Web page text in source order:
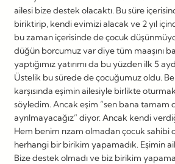
ailesi bize destek olacaktı. Bu süre
biriktirip, kendi evimizi alacak ve 2 yıl
bu zaman içerisinde de çocuk
düğün borcumuz var diye tüm maaşını
yaptığımız yatırımı da bu yüzden ilk 5
Üstelik bu sürede de çocuğumuz oldu.
karşısında eşimin ailesiyle birlikte
söyledim. Ancak eşim “sen bana tamam
ayrılmayacağız” diyor. Ancak kendi
Hem benim rızam olmadan çocuk sahibi
herhangi bir birikim yapamadık. Eşimin
Bize destek olmadı ve biz birikim